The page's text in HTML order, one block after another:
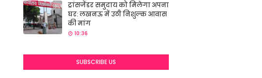
ट्रांसजेंडर समुदाय को मिलेगा अपना
घर: लखनऊ में उठी निशुल्क आवास
की मांग
10:36
SUBSCRIBE US